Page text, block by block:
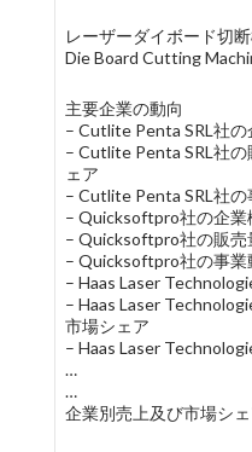
レーザーダイボード切
Die Board Cutting
主要企業の動向
– Cutlite Penta SRL社
– Cutlite Penta SRL社
ェア
– Cutlite Penta SRL社の
– Quicksoftpro社の企業
– Quicksoftpro社の販売
– Quicksoftpro社の事業
– Haas Laser
– Haas Laser
市場シェア
– Haas Laser
…
…
企業別売上及び市場シェ